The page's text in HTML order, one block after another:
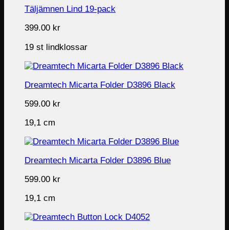
Täljämnen Lind 19-pack
399.00 kr
19 st lindklossar
Dreamtech Micarta Folder D3896 Black
599.00 kr
19,1 cm
Dreamtech Micarta Folder D3896 Blue
599.00 kr
19,1 cm